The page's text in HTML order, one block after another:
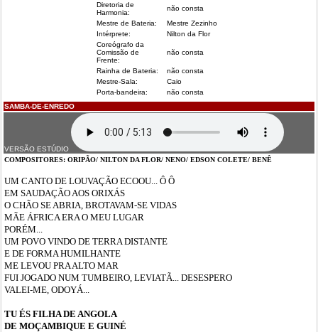
Diretoria de
Harmonia:
não consta
Mestre de Bateria:
Mestre Zezinho
Intérprete:
Nilton da Flor
Coreógrafo da
Comissão de
Frente:
não consta
Rainha de Bateria:
não consta
Mestre-Sala:
Caio
Porta-bandeira:
não consta
SAMBA-DE-ENREDO
VERSÃO ESTÚDIO
COMPOSITORES: ORIPÃO/ NILTON DA FLOR/ NENO/ EDSON COLETE/ BENÊ
UM CANTO DE LOUVAÇÃO ECOOU... Ô Ô
EM SAUDAÇÃO AOS ORIXÁS
O CHÃO SE ABRIA, BROTAVAM-SE VIDAS
MÃE ÁFRICA ERA O MEU LUGAR
PORÉM...
UM POVO VINDO DE TERRA DISTANTE
E DE FORMA HUMILHANTE
ME LEVOU PRA ALTO MAR
FUI JOGADO NUM TUMBEIRO, LEVIATÃ... DESESPERO
VALEI-ME, ODOYÁ...
TU ÉS FILHA DE ANGOLA
DE MOÇAMBIQUE E GUINÉ